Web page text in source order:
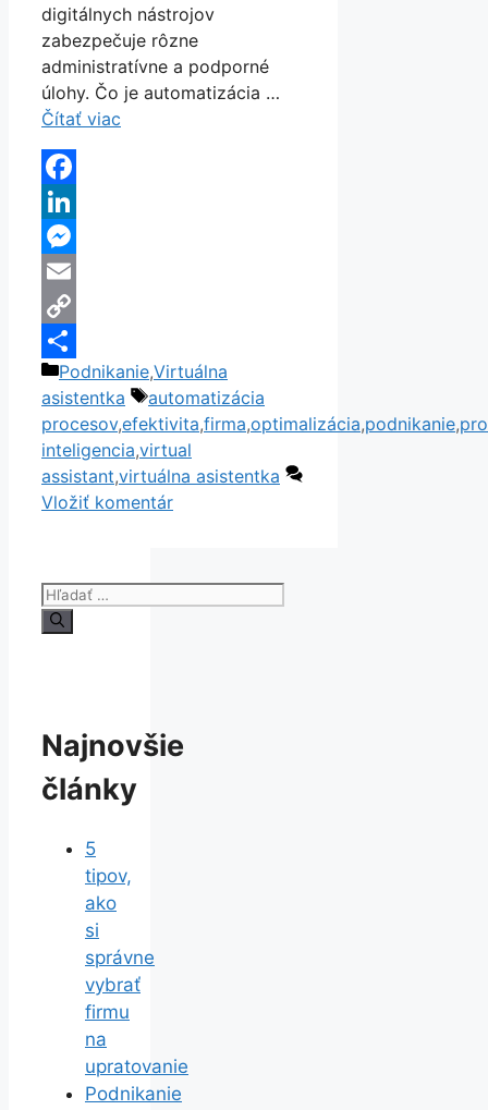
digitálnych nástrojov
zabezpečuje rôzne
administratívne a podporné
úlohy. Čo je automatizácia …
Čítať viac
Facebook
LinkedIn
Messenger
Email
Copy
Link
Share
Kategórie
Podnikanie,Virtuálna
asistentka
Značky
automatizácia
procesov,efektivita,firma,optimalizácia,podnikanie,
inteligencia,virtual
assistant,virtuálna asistentka
Vložiť komentár
Hľadať:
Najnovšie
články
5
tipov,
ako
si
správne
vybrať
firmu
na
upratovanie
Podnikanie